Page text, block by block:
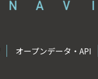
オープンデータ・API